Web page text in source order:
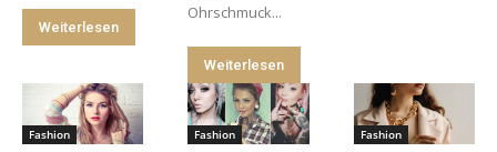
Weiterlesen
Ohrschmuck...
Weiterlesen
Fashion Fashion Fashion